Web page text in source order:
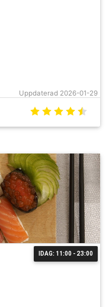
Uppdaterad 2026-01-29
IDAG: 11:00 - 23:00